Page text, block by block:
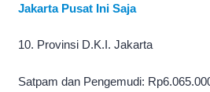
Jakarta Pusat Ini Saja
10. Provinsi D.K.I. Jakarta
Satpam dan Pengemudi: